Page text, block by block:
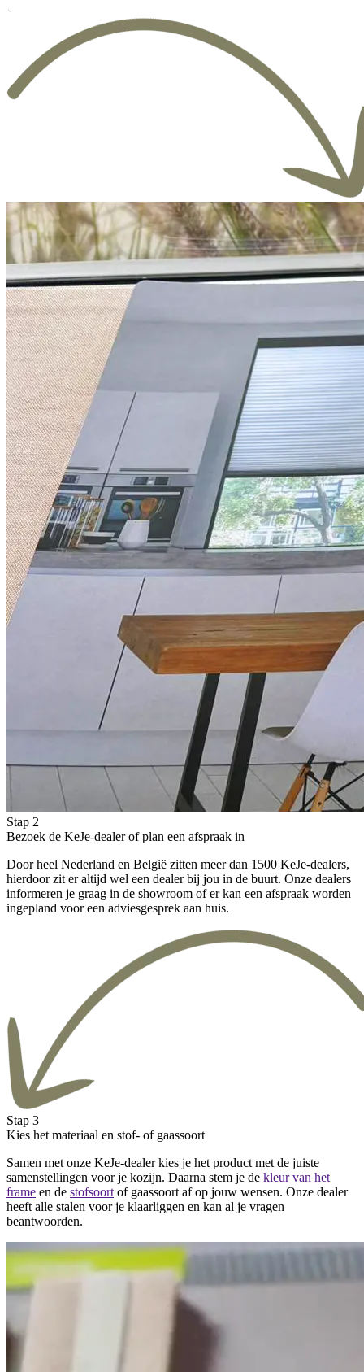
Stap 2
Bezoek de KeJe-dealer of plan een afspraak in
Door heel Nederland en België zitten meer dan 1500 KeJe-dealers,
hierdoor zit er altijd wel een dealer bij jou in de buurt. Onze dealers
informeren je graag in de showroom of er kan een afspraak worden
ingepland voor een adviesgesprek aan huis.
Stap 3
Kies het materiaal en stof- of gaassoort
Samen met onze KeJe-dealer kies je het product met de juiste
samenstellingen voor je kozijn. Daarna stem je de kleur van het
frame en de stofsoortof gaassoort af op jouw wensen. Onze dealer
heeft alle stalen voor je klaarliggen en kan al je vragen
beantwoorden.